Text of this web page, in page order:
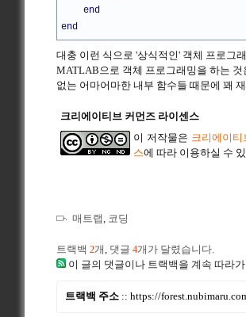
end
end
대충 이런 식으로 '상식적인' 객체 프로그
MATLAB으로 객체 프로그래밍을 하는 것
없는 어마어마한 내부 함수들 때문에 꽤
크리에이티브 커먼즈 라이센스
이 저작물은 크리에이
스에 따라 이용하실 수
매트랩, 코딩
트랙백 2개 , 댓글 4개가 달렸습니다.
이 글의 댓글이나 트랙백을 계속 따라
트랙백 주소 :: https://